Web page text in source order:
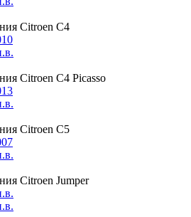
Citroen C4
Citroen C4 Picasso
Citroen C5
Citroen Jumper